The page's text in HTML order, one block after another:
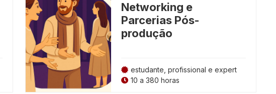
Networking e
Parcerias Pós-
produção
estudante, profissional e expert
10 a 380 horas